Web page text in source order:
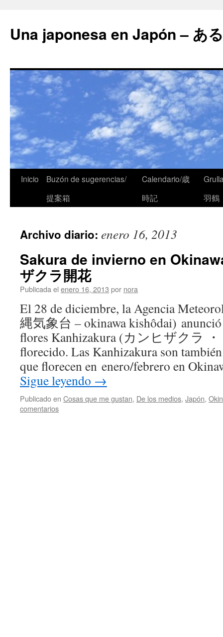
Una japonesa en Japón – あ
Inicio
Buzón de sugerencias/
提案箱
Calendario/歳
時記
羽鶴
Archivo diario: enero 16, 2013
Sakura de invierno en
ザクラ開花
Publicada el enero 16, 2013 por nora
El 28 de diciembre, la Agencia
縄気象台 – okinawa kishôdai)
flores Kanhizakura (カンヒザクラ
florecido. Las Kanhizakura son
que florecen en enero/febrero en
Sigue leyendo →
Publicado en Cosas que me gustan, De los medios, Japón,
comentarios